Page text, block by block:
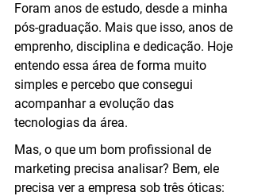
Foram anos de estudo, desde a minha
pós-graduação. Mais que isso, anos de
emprenho, disciplina e dedicação. Hoje
entendo essa área de forma muito
simples e percebo que consegui
acompanhar a evolução das
tecnologias da área.
Mas, o que um bom profissional de
marketing precisa analisar? Bem, ele
precisa ver a empresa sob três óticas: